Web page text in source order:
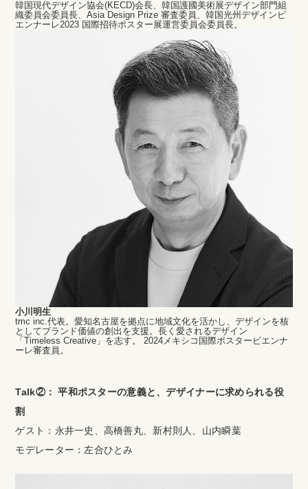
韓国現代デザイン協会(KECD)会長、韓国護國美術展デザイン部門組
織委員会委員長、Asia Design Prize 審査委員、韓国光州デザインビ
エンナーレ2023 国際招待ポスター展運営委員会委員長。
小川明生
tmc inc.代表。愛知名古屋を拠点に地域文化を活かし、デザインを核
としてブランド価値の創出を支援。長く愛されるデザイン
「Timeless Creative」を志す。 2024メキシコ国際ポスタービエンナ
ーレ審査員。
Talk②： 平和ポスターの意義と、デザイナーに求められる役
割
ゲスト：永井一史、高橋善丸、新村則人、山内瞬葉
モデレーター：左合ひとみ